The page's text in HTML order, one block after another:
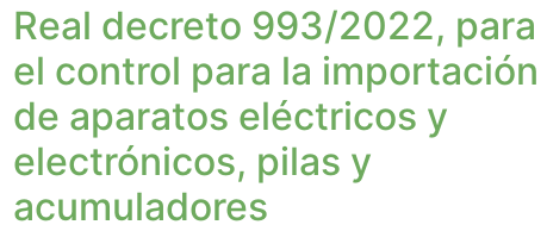
Real decreto 993/2022, para
el control para la importación
de aparatos eléctricos y
electrónicos, pilas y
acumuladores